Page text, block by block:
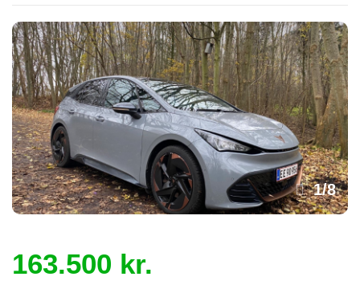
1/8
163.500 kr.